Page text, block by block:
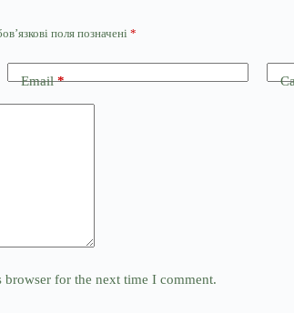
поля позначені *
Email*
browser for the next time I comment.